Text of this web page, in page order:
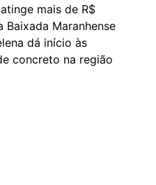
mais de R$
Maranhense
dá início às
concreto na região